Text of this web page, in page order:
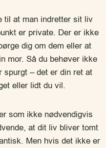
til at man indretter sit liv
er private. Der er ikke
dig om dem eller at
mor. Så du behøver ikke
– det er din ret at
eller lidt du vil.
som ikke nødvendigvis
at dit liv bliver tomt
Men hvis det ikke er